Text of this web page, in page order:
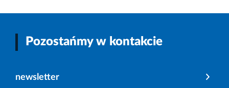
Pozostańmy w kontakcie
newsletter